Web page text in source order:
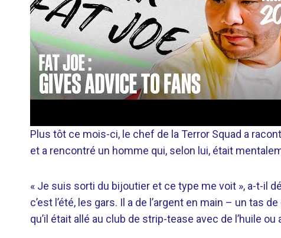
Plus tôt ce mois-ci, le chef de la Terror Squad a
et a rencontré un homme qui, selon lui, était
« Je suis sorti du bijoutier et ce type me voit », a-t-il
c’est l’été, les gars. Il a de l’argent en main – un tas
qu’il était allé au club de strip-tease avec de l’huile ou